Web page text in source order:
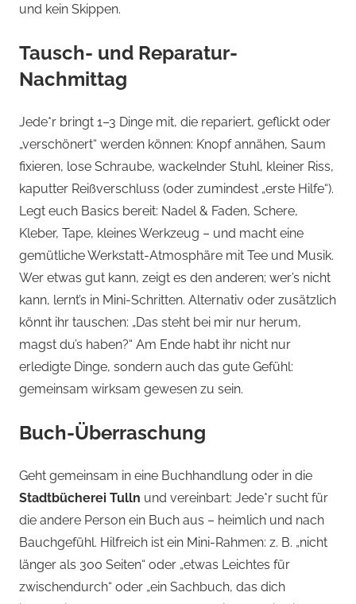
und kein Skippen.
Tausch- und Reparatur-
Nachmittag
Jede*r bringt 1–3 Dinge mit, die repariert, geflickt oder
„verschönert“ werden können: Knopf annähen, Saum
fixieren, lose Schraube, wackelnder Stuhl, kleiner Riss,
kaputter Reißverschluss (oder zumindest „erste Hilfe“).
Legt euch Basics bereit: Nadel & Faden, Schere,
Kleber, Tape, kleines Werkzeug – und macht eine
gemütliche Werkstatt-Atmosphäre mit Tee und Musik.
Wer etwas gut kann, zeigt es den anderen; wer’s nicht
kann, lernt’s in Mini-Schritten. Alternativ oder zusätzlich
könnt ihr tauschen: „Das steht bei mir nur herum,
magst du’s haben?“ Am Ende habt ihr nicht nur
erledigte Dinge, sondern auch das gute Gefühl:
gemeinsam wirksam gewesen zu sein.
Buch-Überraschung
Geht gemeinsam in eine Buchhandlung oder in die
Stadtbücherei Tulln und vereinbart: Jede*r sucht für
die andere Person ein Buch aus – heimlich und nach
Bauchgefühl. Hilfreich ist ein Mini-Rahmen: z. B. „nicht
länger als 300 Seiten“ oder „etwas Leichtes für
zwischendurch“ oder „ein Sachbuch, das dich